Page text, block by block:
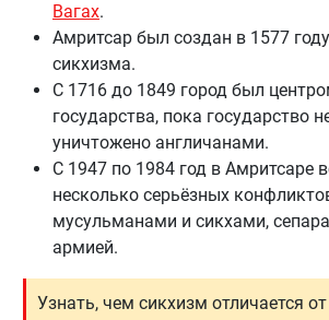
Вагах.
Амритсар был создан в 1577
сикхизма.
С 1716 до 1849 город был
государства, пока государство
уничтожено англичанами.
С 1947 по 1984 год в Амритсаре
несколько серьёзных
мусульманами и сикхами,
армией.
Узнать, чем сикхизм отличается